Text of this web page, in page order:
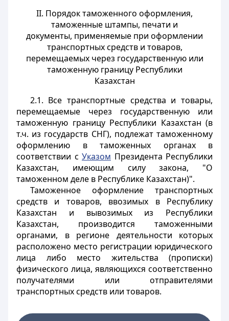
II. Порядок таможенного оформления,
таможенные штампы, печати и
документы, применяемые при оформлении
транспортных средств и товаров,
перемещаемых через государственную или
таможенную границу Республики
Казахстан
2.1. Все транспортные средства и товары,
перемещаемые через государственную или
таможенную границу Республики Казахстан (в
т.ч. из государств СНГ), подлежат таможенному
оформлению в таможенных органах в
соответствии с Указом Президента Республики
Казахстан, имеющим силу закона, "О
таможенном деле в Республике Казахстан)".
Таможенное оформление транспортных
средств и товаров, ввозимых в Республику
Казахстан и вывозимых из Республики
Казахстан, производится таможенными
органами, в регионе деятельности которых
расположено место регистрации юридического
лица либо место жительства (прописки)
физического лица, являющихся соответственно
получателями или отправителями
транспортных средств или товаров.